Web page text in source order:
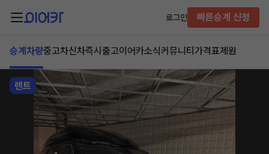
로그인 빠른승계 신청
승계차량중고차신차즉시출고이어카소식커뮤니티 가격표제원
렌트